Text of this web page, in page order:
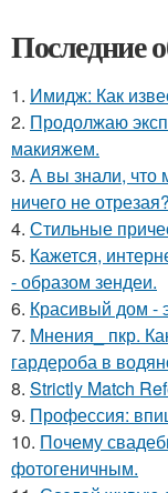
Последние
1. Имидж: Как
2. Продолжаю
макияжем.
3. А вы знали, что
ничего не отрезая?
4. Стильные
5. Кажется,
- образом зендеи.
6. Красивый дом -
7. Мнения_ пкр.
гардероба в
8. Strictly Match
9. Профессия:
10. Почему
фотогеничным.